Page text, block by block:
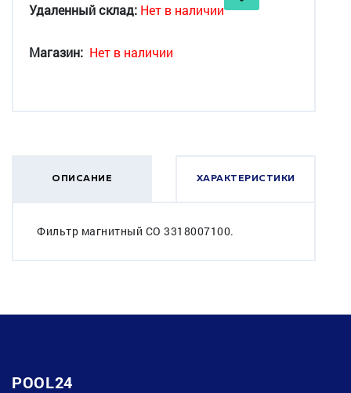
Удаленный склад: Нет в наличии
Магазин: Нет в наличии
ОПИСАНИЕ ХАРАКТЕРИСТИКИ
Фильтр магнитный СО 3318007100.
POOL24